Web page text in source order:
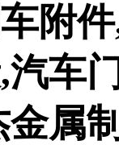
附
汽车
属